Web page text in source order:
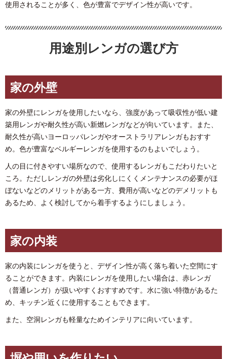
使用されることが多く、色が豊富でデザイン性が高いです。
用途別レンガの選び方
家の外壁
家の外壁にレンガを使用したいなら、強度があって吸収性が低い建
築用レンガや耐久性が高い新燃レンガなどが向いています。また、
耐久性が高いヨーロッパレンガやオーストラリアレンガもおすす
め。色が豊富なベルギーレンガを使用するのもよいでしょう。
人の目に付きやすい場所なので、使用するレンガもこだわりたいと
ころ。ただしレンガの外壁は劣化しにくくメンテナンスの必要がほ
ぼないなどのメリットがある一方、費用が高いなどのデメリットも
あるため、よく検討してから着手するようにしましょう。
家の内装
家の内装にレンガを使うと、デザイン性が高く落ち着いた空間にす
ることができます。内装にレンガを使用したい場合は、赤レンガ
（普通レンガ）が扱いやすくおすすめです。水に強い特徴があるた
め、キッチン近くに使用することもできます。
また、空洞レンガも軽量なためインテリアに向いています。